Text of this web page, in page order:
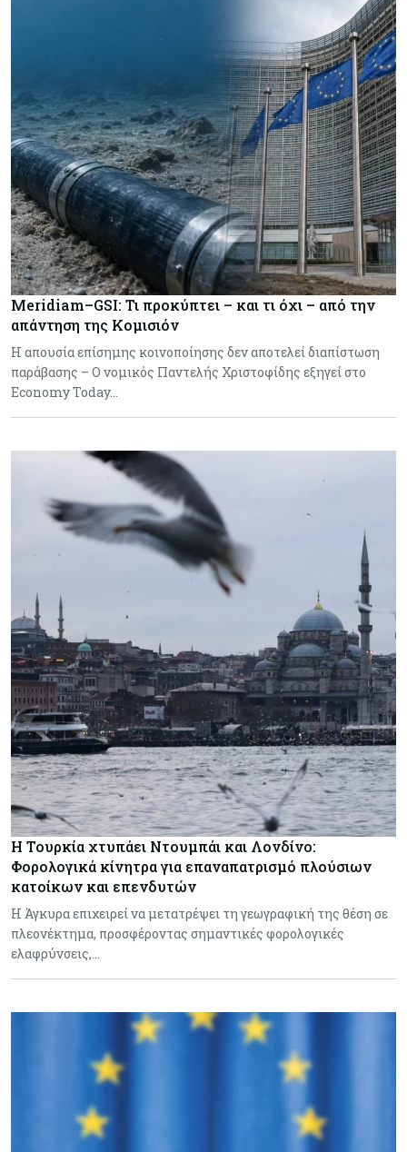
Meridiam–GSI: Τι προκύπτει – και τι όχι – από την
απάντηση της Κομισιόν
Η απουσία επίσημης κοινοποίησης δεν αποτελεί διαπίστωση
παράβασης – Ο νομικός Παντελής Χριστοφίδης εξηγεί στο
Economy Today…
Η Τουρκία χτυπάει Ντουμπάι και Λονδίνο:
Φορολογικά κίνητρα για επαναπατρισμό πλούσιων
κατοίκων και επενδυτών
Η Άγκυρα επιχειρεί να μετατρέψει τη γεωγραφική της θέση σε
πλεονέκτημα, προσφέροντας σημαντικές φορολογικές
ελαφρύνσεις,…